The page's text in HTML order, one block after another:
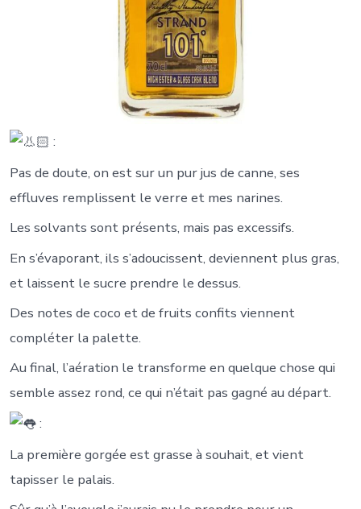
:
Pas de doute, on est sur un pur jus de canne, ses
effluves remplissent le verre et mes narines.
Les solvants sont présents, mais pas excessifs.
En s’évaporant, ils s’adoucissent, deviennent plus gras,
et laissent le sucre prendre le dessus.
Des notes de coco et de fruits confits viennent
compléter la palette.
Au final, l’aération le transforme en quelque chose qui
semble assez rond, ce qui n’était pas gagné au départ.
:
La première gorgée est grasse à souhait, et vient
tapisser le palais.